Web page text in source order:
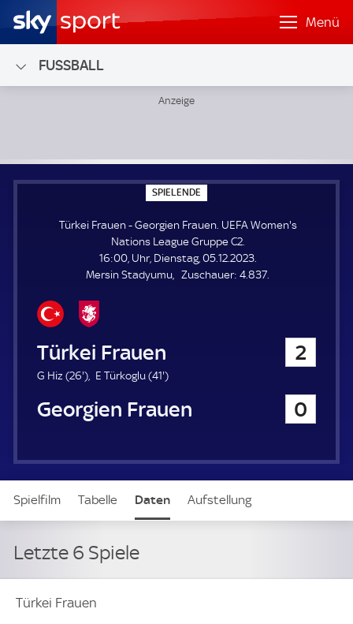
Menü
FUSSBALL
SPIELENDE
P
E
E
N
D
E
Türkei Frauen - Georgien Frauen. UEFA Women's
Nations League Gruppe C2.
16:00, Uhr, Dienstag, 05.12.2023.
Mersin Stadyumu
Zuschauer: Z
4.837.
Türkei Frauen 2
G Hiz (26'2
.
m
e
) E Türkoglu (41'4
.
e
)
Georgien Frauen 0
Spielfilm Tabelle Daten Aufstellung
Letzte 6 Spiele
Türkei Frauen